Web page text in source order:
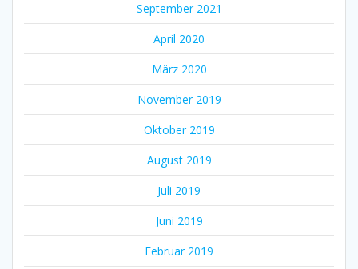
September 2021
April 2020
März 2020
November 2019
Oktober 2019
August 2019
Juli 2019
Juni 2019
Februar 2019